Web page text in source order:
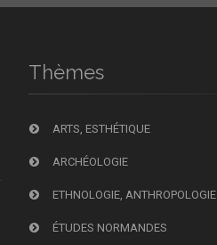
Thèmes
ARTS, ESTHÉTIQUE
ARCHÉOLOGIE
ETHNOLOGIE, ANTHROPOLOGIE
ÉTUDES NORMANDES